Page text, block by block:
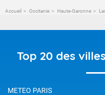
Accueil Occitanie Haute-Garonne
Top 20 des
METEO PARIS